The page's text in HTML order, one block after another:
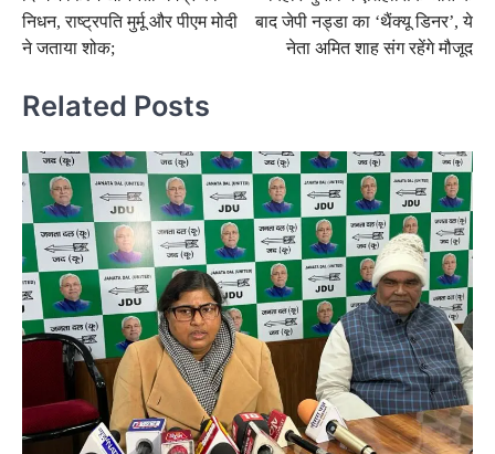
navigation
निधन, राष्ट्रपति मुर्मू और पीएम मोदी
ने जताया शोक;
बाद जेपी नड्डा का ‘थैंक्यू डिनर’, ये
नेता अमित शाह संग रहेंगे मौजूद
Related Posts